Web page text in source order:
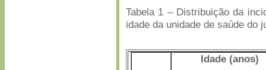
Tabela 1 – Distribuição da
idade da unidade de saúde do